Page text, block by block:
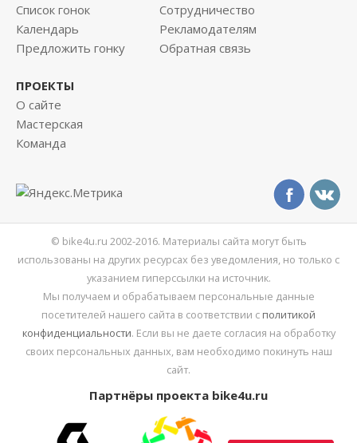
Список гонок
Календарь
Предложить гонку
Сотрудничество
Рекламодателям
Обратная связь
ПРОЕКТЫ
О сайте
Мастерская
Команда
© bike4u.ru 2002-2016. Материалы сайта могут быть
использованы на других ресурсах без уведомления, но только с
указанием гиперссылки на источник.
Мы получаем и обрабатываем персональные данные
посетителей нашего сайта в соответствии с политикой
конфиденциальности. Если вы не даете согласия на обработку
своих персональных данных, вам необходимо покинуть наш
сайт.
Партнёры проекта bike4u.ru